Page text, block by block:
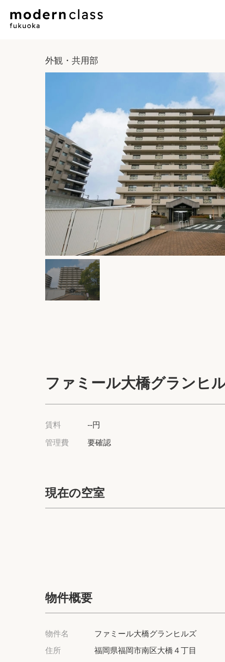
外観・共用部
ファミール大橋グランヒ
賃料 --円
管理費 要確認
現在の空室
物件概要
物件名
ファミール大橋グランヒルズ
住所
福岡県福岡市南区大橋４丁目